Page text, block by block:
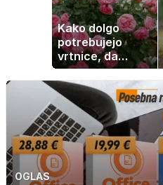
Kako dolgo
potrebujejo
vrtnice, da
zrastejo? Vse o
rasti, cvetenju in
negi vrtnic
OGLAS